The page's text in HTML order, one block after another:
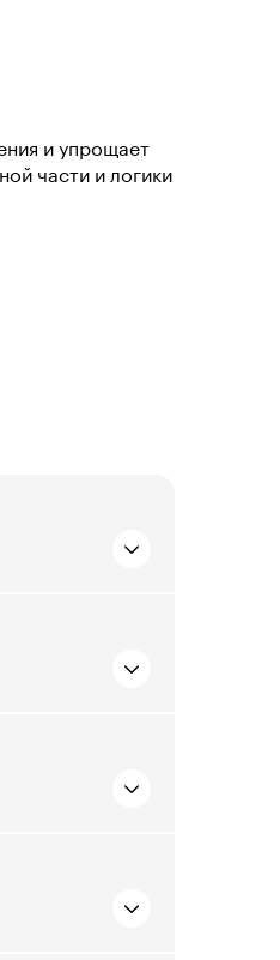
и упрощает
части и логики